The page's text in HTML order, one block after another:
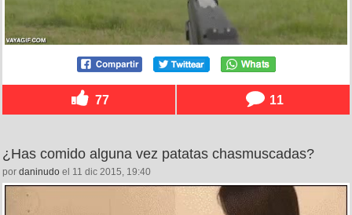
77 11
¿Has comido alguna vez patatas chasmuscadas?
por daninudo el 11 dic 2015, 19:40